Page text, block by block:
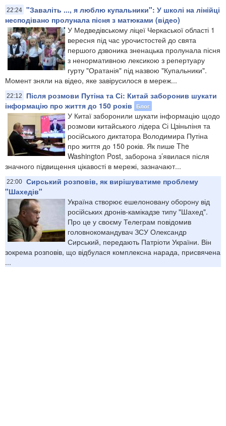
22:24 "Заваліть ..., я люблю купальники": У школі на лінійці
несподівано пролунала пісня з матюками (відео)
У Медведівському ліцеї Черкаської області 1
вересня під час урочистостей до свята
першого дзвоника зненацька пролунала пісня
з ненормативною лексикою з репертуару
гурту "Оратанія" під назвою "Купальники".
Момент зняли на відео, яке завірусилося в мереж...
22:12
Після розмови Путіна та Сі: Китай заборонив шукати
інформацію про життя до 150 років
Блог
У Китаї заборонили шукати інформацію щодо
розмови китайського лідера Сі Цзіньпіня та
російського диктатора Володимира Путіна
про життя до 150 років. Як пише The
Washington Post, заборона з’явилася після
значного підвищення цікавості в мережі, зазначают...
22:00 Сирський розповів, як вирішуватиме проблему
"Шахедів"
Україна створює ешелоновану оборону від
російських дронів-камікадзе типу "Шахед".
Про це у своєму Телеграм повідомив
головнокомандувач ЗСУ Олександр
Сирський, передають Патріоти України. Він
зокрема розповів, що відбулася комплексна нарада, присвячена
...